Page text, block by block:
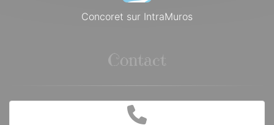
Concoret sur IntraMuros
Contact